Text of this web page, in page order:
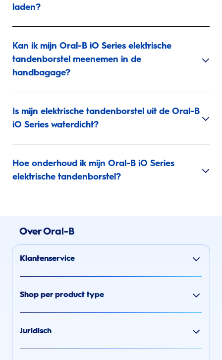
laden?
Kan ik mijn Oral-B iO Series elektrische
tandenborstel meenemen in de
handbagage?
Is mijn elektrische tandenborstel uit de Oral-B
iO Series waterdicht?
Hoe onderhoud ik mijn Oral-B iO Series
elektrische tandenborstel?
Over Oral-B
Klantenservice
Shop per product type
Juridisch